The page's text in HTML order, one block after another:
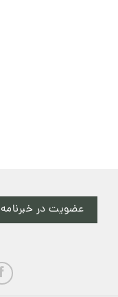
عضویت در خبرنامه